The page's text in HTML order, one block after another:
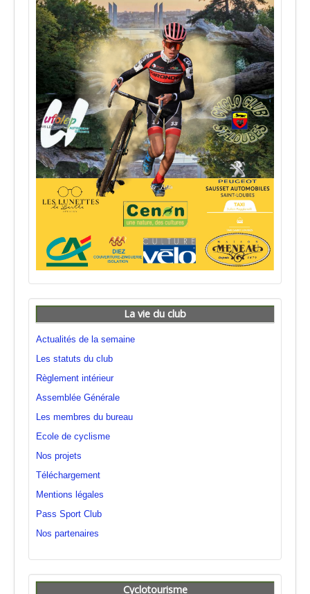
La vie du club
Actualités de la semaine
Les statuts du club
Règlement intérieur
Assemblée Générale
Les membres du bureau
Ecole de cyclisme
Nos projets
Téléchargement
Mentions légales
Pass Sport Club
Nos partenaires
Cyclotourisme